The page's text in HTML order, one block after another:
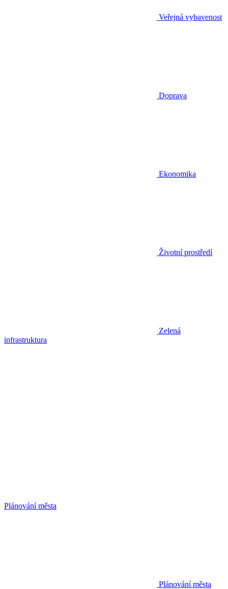
Veřejná vybavenost
Doprava
Ekonomika
Životní prostředí
Zelená
infrastruktura
Plánování města
Plánování města